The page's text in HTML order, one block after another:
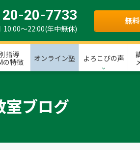
20-7733
10:00～22:00(年中無休)
無
指導
の特徴
オンライン塾 よろこびの声
室ブログ